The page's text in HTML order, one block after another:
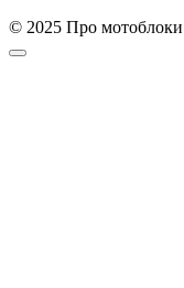
© 2025 Про мотоблоки